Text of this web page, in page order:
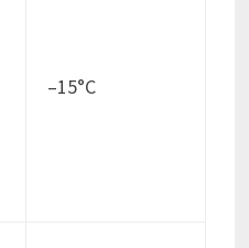
–15°С